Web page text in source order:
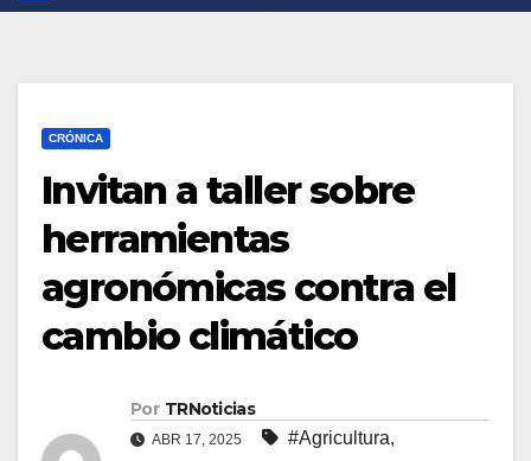
CRÓNICA
Invitan a taller sobre
herramientas
agronómicas contra el
cambio climático
Por TRNoticias
ABR 17, 2025 #Agricultura,